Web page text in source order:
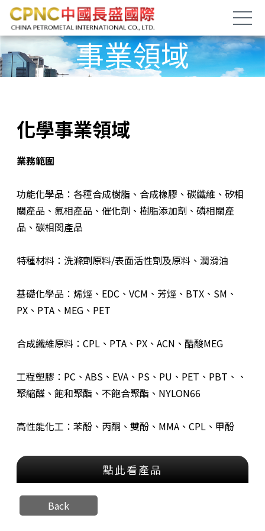
事業領域
化學事業領域
業務範圍
功能化學品：各種合成樹脂、合成橡膠、碳纖維、矽相
關產品、氟相產品、催化劑、樹脂添加劑、磷相關產
品、碳相関產品
特種材料：洗滌劑原料/表面活性劑及原料、潤滑油
基礎化學品：烯烴、EDC、VCM、芳烴、BTX、SM、
PX、PTA、MEG、PET
合成纖維原料：CPL、PTA、PX、ACN、醋酸MEG
工程塑膠：PC、ABS、EVA、PS、PU、PET、PBT、、
聚縮醛、飽和聚酯、不飽合聚酯、NYLON66
高性能化工：苯酚、丙酮、雙酚、MMA、CPL、甲酚
點此看產品
Back